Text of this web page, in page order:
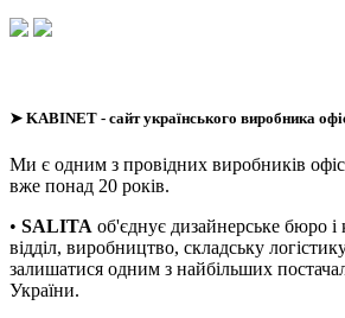
➤ KABINET - сайт українського виробника
Ми є одним з провідних виробників
вже понад 20 років.
• SALITA об'єднує дизайнерське бюро і
відділ, виробництво, складську
залишатися одним з найбільших
України.